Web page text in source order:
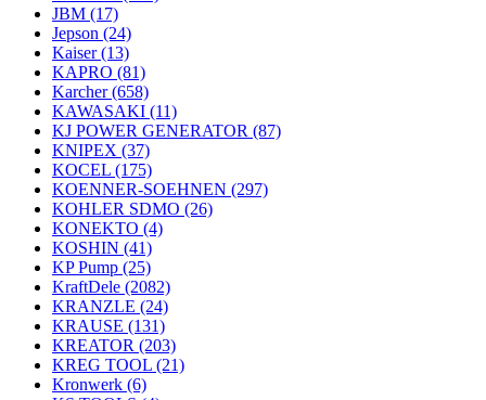
JBM (17)
Jepson (24)
Kaiser(13)
KAPRO (81)
Karcher(658)
KAWASAKI (11)
KJ POWER GENERATOR (87)
KNIPEX (37)
KOCEL (175)
KOENNER-SOEHNEN (297)
KOHLER SDMO (26)
KONEKTO (4)
KOSHIN (41)
KP Pump (25)
KraftDele (2082)
KRANZLE (24)
KRAUSE (131)
KREATOR (203)
KREG TOOL (21)
Kronwerk (6)